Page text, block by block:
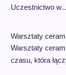
Uczestnictwo
Warsztaty
Warsztaty
czasu, która